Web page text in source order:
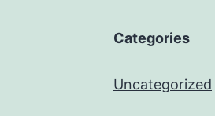
Categories
Uncategorized